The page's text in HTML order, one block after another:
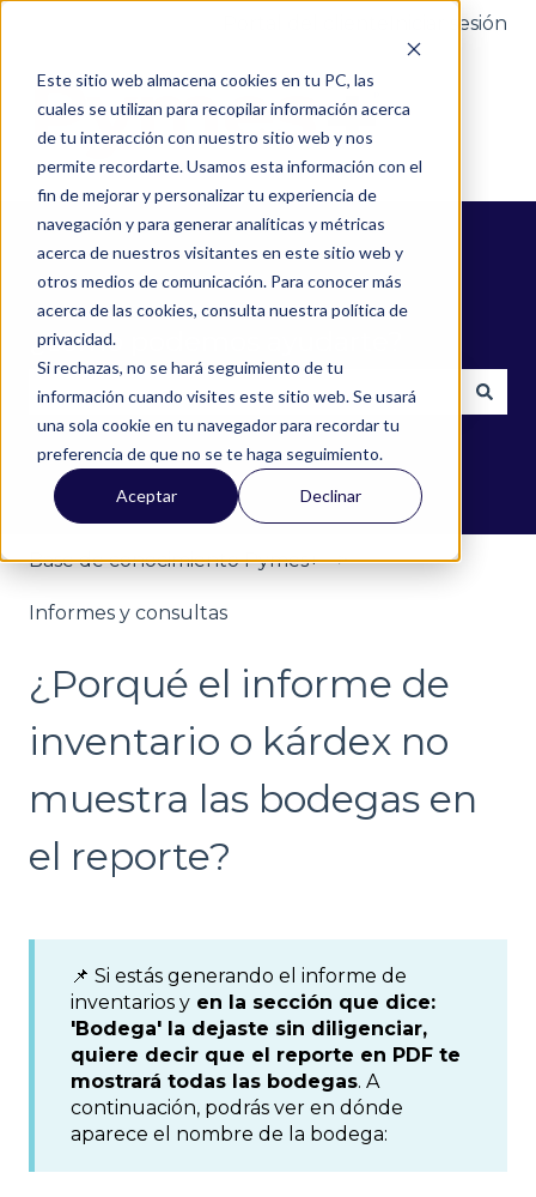
Este sitio web almacena cookies en tu PC, las
cuales se utilizan para recopilar información acerca
de tu interacción con nuestro sitio web y nos
permite recordarte. Usamos esta información con el
fin de mejorar y personalizar tu experiencia de
navegación y para generar analíticas y métricas
acerca de nuestros visitantes en este sitio web y
otros medios de comunicación. Para conocer más
acerca de las cookies, consulta nuestra política de
privacidad.
Si rechazas, no se hará seguimiento de tu
información cuando visites este sitio web. Se usará
una sola cookie en tu navegador para recordar tu
preferencia de que no se te haga seguimiento.
Aceptar Declinar
Iniciar sesión
¿Cómo podemos ayudarte?
No hay sugerencias porque el campo de
Base de conocimiento Pymes+
Informes y consultas
¿Porqué el informe de
inventario o kárdex no
muestra las bodegas en
el reporte?
📌 Si estás generando el informe de
inventarios y en la sección que dice:
'Bodega' la dejaste sin diligenciar,
quiere decir que el reporte en PDF te
mostrará todas las bodegas. A
continuación, podrás ver en dónde
aparece el nombre de la bodega: